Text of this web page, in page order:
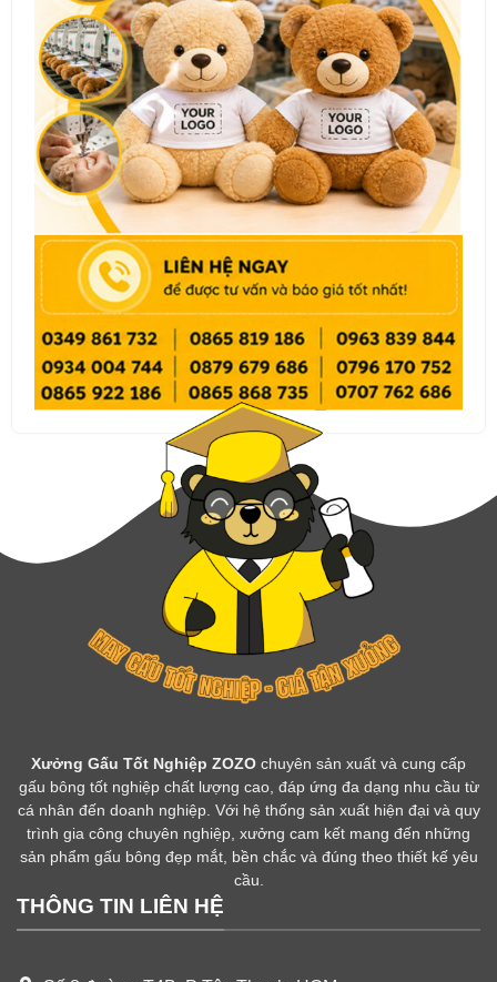
Xưởng Gấu Tốt Nghiệp ZOZO chuyên sản xuất và cung cấp
gấu bông tốt nghiệp chất lượng cao, đáp ứng đa dạng nhu cầu từ
cá nhân đến doanh nghiệp. Với hệ thống sản xuất hiện đại và quy
trình gia công chuyên nghiệp, xưởng cam kết mang đến những
sản phẩm gấu bông đẹp mắt, bền chắc và đúng theo thiết kế yêu
cầu.
THÔNG TIN LIÊN HỆ